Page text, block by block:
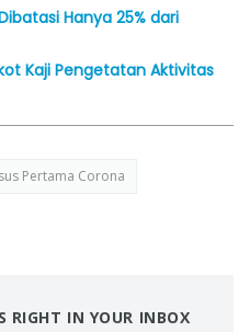
Hanya 25% dari
Kaji Pengetatan Aktivitas
Pertama Corona
RIGHT IN YOUR INBOX